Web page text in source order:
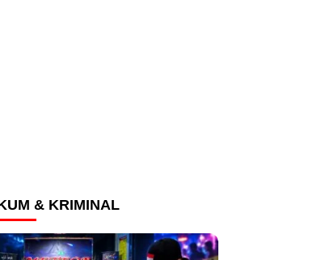
& KRIMINAL